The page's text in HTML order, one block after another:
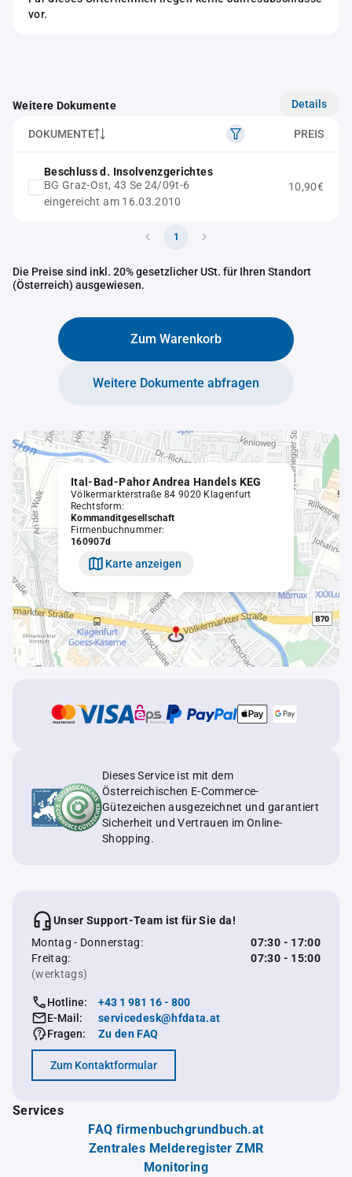
vor.
Weitere Dokumente Details
DOKUMENTE PREIS
Beschluss d. Insolvenzgerichtes
BG Graz-Ost, 43 Se 24/09t-6
eingereicht am 16.03.2010
10,90€
1
Die Preise sind inkl. 20% gesetzlicher USt. für Ihren Standort
(Österreich) ausgewiesen.
Zum Warenkorb
Weitere Dokumente abfragen
Ital-Bad-Pahor Andrea Handels KEG
Völkermarkterstraße 84 9020 Klagenfurt
Rechtsform:
Kommanditgesellschaft
Firmenbuchnummer:
160907d
Karte anzeigen
Dieses Service ist mit dem
Österreichischen E-Commerce-
Gütezeichen ausgezeichnet und garantiert
Sicherheit und Vertrauen im Online-
Shopping.
Unser Support-Team ist für Sie da!
Montag - Donnerstag:
07:30 - 17:00
Freitag:
07:30 - 15:00
(werktags)
Hotline:
+43 1 981 16 - 800
E-Mail:
servicedesk@hfdata.at
Fragen:
Zu den FAQ
Zum Kontaktformular
Services
FAQ firmenbuchgrundbuch.at
Zentrales Melderegister ZMR
Monitoring